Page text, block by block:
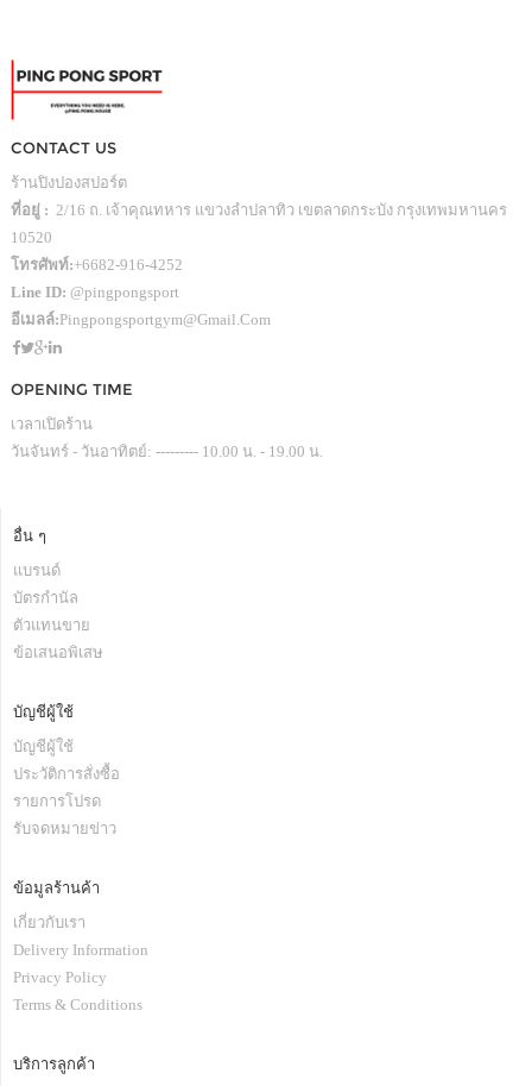
CONTACT US
ร้านปิงปองสปอร์ต
ที่อยู่ : 2/16 ถ. เจ้าคุณทหาร แขวงลำปลาทิว เขตลาดกระบัง กรุงเทพมหานคร
10520
โทรศัพท์:+6682-916-4252
Line ID: @pingpongsport
อีเมลล์:Pingpongsportgym@gmail.com
OPENING TIME
เวลาเปิดร้าน
วันจันทร์ - วันอาทิตย์: --------- 10.00 น. - 19.00 น.
อื่น ๆ
แบรนด์
บัตรกำนัล
ตัวแทนขาย
ข้อเสนอพิเสษ
บัญชีผู้ใช้
บัญชีผู้ใช้
ประวัติการสั่งซื้อ
รายการโปรด
รับจดหมายข่าว
ข้อมูลร้านค้า
เกี่ยวกับเรา
Delivery Information
Privacy Policy
Terms & Conditions
บริการลูกค้า